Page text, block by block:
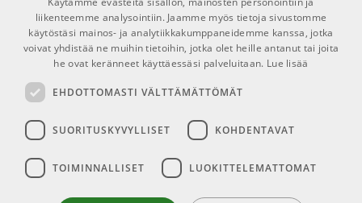
Puh: 0207 282240 (arkisin klo
13-17)
Puh: 0207 282250 (myymälä)
00580 Helsinki
Y-tunnus: 1983522-7
La 10-15
FINNISH
FINNISH
liikenteemme analysointiin. Jaamme myös tietoja sivustomme
käytöstäsi mainos- ja analytiikkakumppaneidemme kanssa, jotka
voivat yhdistää ne muihin tietoihin, jotka olet heille antanut tai joita
he ovat keränneet käyttäessäsi palveluitaan. Lue lisää
EHDOTTOMASTI VÄLTTÄMÄTTÖMÄT
SUORITUSKYVYLLISET KOHDENTAVAT
TOIMINNALLISET LUOKITTELEMATTOMAT